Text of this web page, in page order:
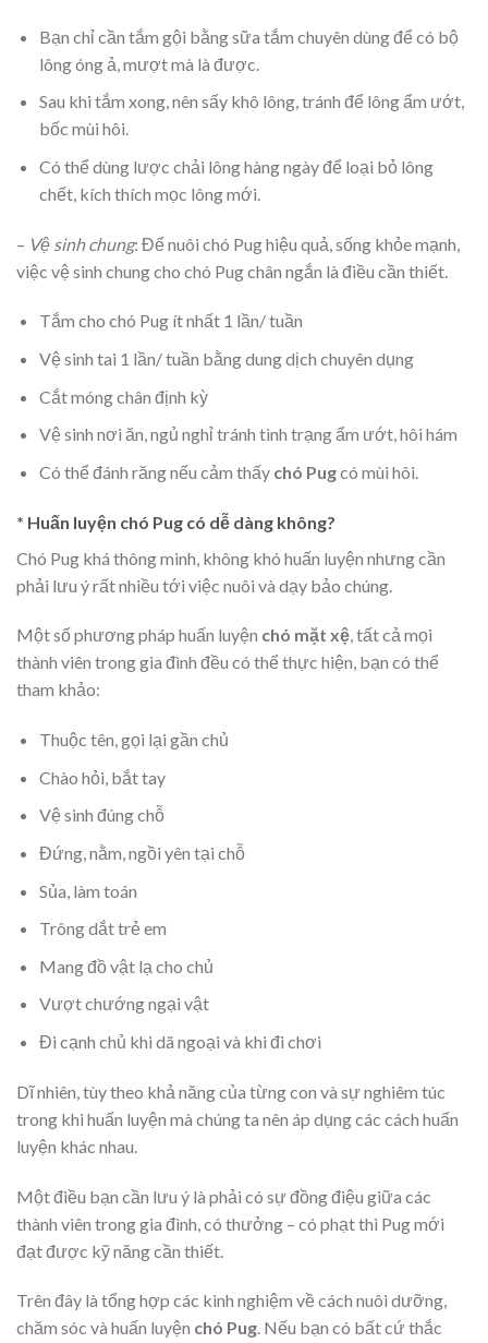
Bạn chỉ cần tắm gội bằng sữa tắm chuyên dùng để có bộ
lông óng ả, mượt mà là được.
Sau khi tắm xong, nên sấy khô lông, tránh để lông ẩm ướt,
bốc mùi hôi.
Có thể dùng lược chải lông hàng ngày để loại bỏ lông
chết, kích thích mọc lông mới.
– Vệ sinh chung: Để nuôi chó Pug hiệu quả, sống khỏe mạnh,
việc vệ sinh chung cho chó Pug chân ngắn là điều cần thiết.
Tắm cho chó Pug ít nhất 1 lần/ tuần
Vệ sinh tai 1 lần/ tuần bằng dung dịch chuyên dụng
Cắt móng chân định kỳ
Vệ sinh nơi ăn, ngủ nghỉ tránh tình trạng ẩm ướt, hôi hám
Có thể đánh răng nếu cảm thấy chó Pugcó mùi hôi.
* Huấn luyện chó Pug có dễ dàng không?
Chó Pug khá thông minh, không khó huấn luyện nhưng cần
phải lưu ý rất nhiều tới việc nuôi và dạy bảo chúng.
Một số phương pháp huấn luyện chó mặt xệ, tất cả mọi
thành viên trong gia đình đều có thể thực hiện, bạn có thể
tham khảo:
Thuộc tên, gọi lại gần chủ
Chào hỏi, bắt tay
Vệ sinh đúng chỗ
Đứng, nằm, ngồi yên tại chỗ
Sủa, làm toán
Trông dắt trẻ em
Mang đồ vật lạ cho chủ
Vượt chướng ngại vật
Đi cạnh chủ khi dã ngoại và khi đi chơi
Dĩ nhiên, tùy theo khả năng của từng con và sự nghiêm túc
trong khi huấn luyện mà chúng ta nên áp dụng các cách huấn
luyện khác nhau.
Một điều bạn cần lưu ý là phải có sự đồng điệu giữa các
thành viên trong gia đình, có thưởng – có phạt thì Pug mới
đạt được kỹ năng cần thiết.
Trên đây là tổng hợp các kinh nghiệm về cách nuôi dưỡng,
chăm sóc và huấn luyện chó Pug. Nếu bạn có bất cứ thắc